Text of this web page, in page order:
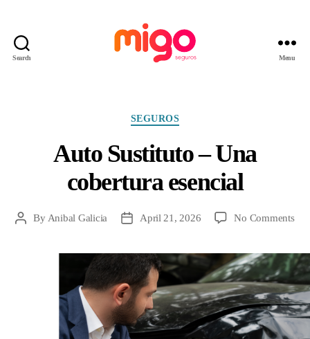
Search Menu
Categories
SEGUROS
Auto Sustituto – Una
cobertura esencial
PostBy Anibal Galicia
PostApril 21, 2026 No Commentson
–